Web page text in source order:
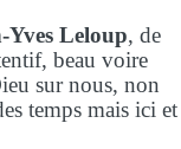
Yves Leloup, de
beau voire
sur nous, non
temps mais ici et